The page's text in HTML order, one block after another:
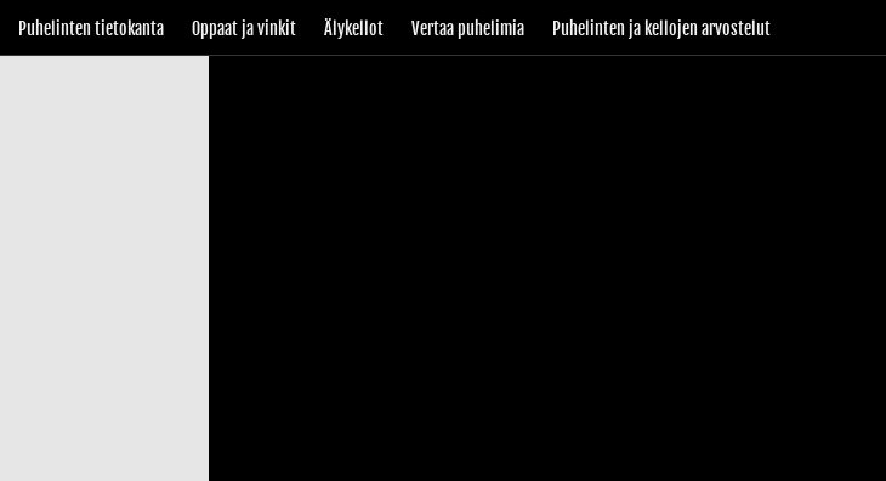
Puhelinten tietokanta Oppaat ja vinkit Älykellot Vertaa puhelimia Puhelinten ja kellojen arvostelut